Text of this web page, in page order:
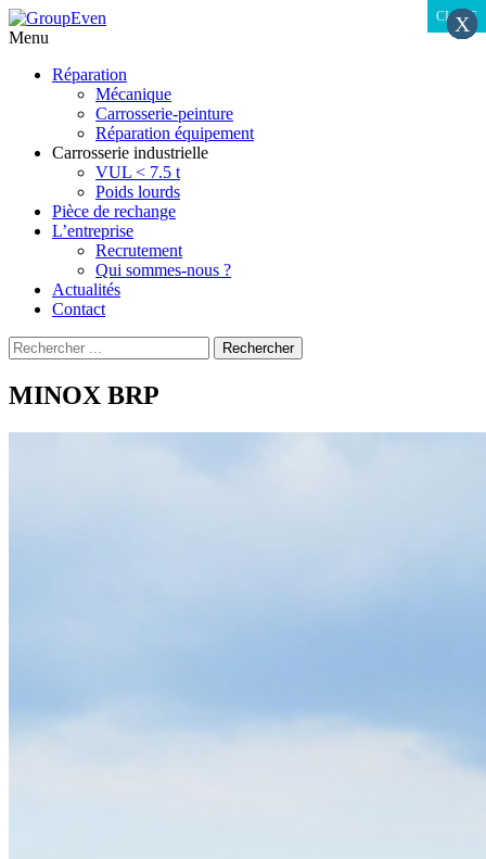
Menu
Réparation
Mécanique
Carrosserie-peinture
Réparation équipement
Carrosserie industrielle
VUL < 7.5 t
Poids lourds
Pièce de rechange
L’entreprise
Recrutement
Qui sommes-nous ?
Actualités
Contact
Recherche
pour
:
Rechercher
MINOX BRP
CLOSE
CLOSE
X
X
X
X
X
X
X
X
X
X
X
X
X
X
X
X
X
X
X
X
X
X
X
X
X
X
X
X
X
X
X
X
X
X
X
X
X
X
X
X
X